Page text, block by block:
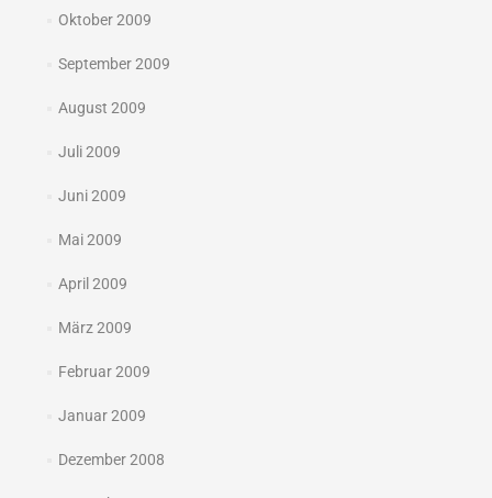
Oktober 2009
September 2009
August 2009
Juli 2009
Juni 2009
Mai 2009
April 2009
März 2009
Februar 2009
Januar 2009
Dezember 2008